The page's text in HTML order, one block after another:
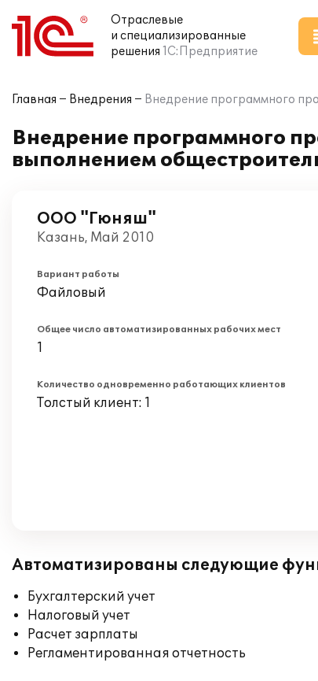
Отраслевые
и специализированные
решения 1С:Предприятие
Главная Внедрения Внедрение программного
Внедрение программного
выполнением
ООО "Гюняш"
Казань, Май 2010
Вариант работы
Файловый
Общее число автоматизированных рабочих мест
1
Количество одновременно работающих клиентов
Толстый клиент: 1
Автоматизированы следующие
Бухгалтерский учет
Налоговый учет
Расчет зарплаты
Регламентированная отчетность